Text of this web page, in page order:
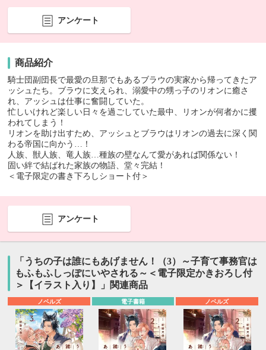
アンケート
商品紹介
騎士団副団長で最愛の旦那でもあるブラウの実家から帰ってきたア
ッシュたち。ブラウに支えられ、溺愛中の甥っ子のリオンに癒さ
れ、アッシュは仕事に奮闘していた。
忙しいけれど楽しい日々を過ごしていた最中、リオンが何者かに攫
われてしまう！
リオンを助け出すため、アッシュとブラウはリオンの過去に深く関
わる帝国に向かう…！
人族、獣人族、竜人族…種族の壁なんて愛があれば関係ない！
固い絆で結ばれた家族の物語、堂々完結！
＜電子限定の書き下ろしショート付＞
アンケート
「うちの子は誰にもあげません！（3）～子育て事務官は
もふもふしっぽにいやされる～＜電子限定かきおろし付
＞【イラスト入り】」関連商品
ノベルズ 電子書籍 ノベルズ